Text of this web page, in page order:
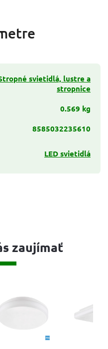
svietidlá, lustre a
stropnice
0.569 kg
8585032235610
LED svietidlá
zaujímať